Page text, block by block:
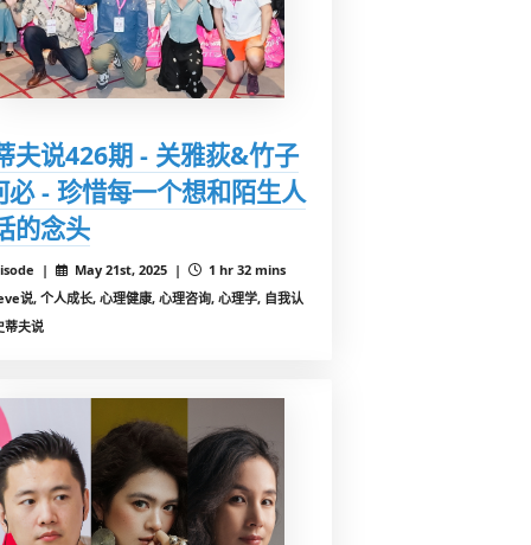
夫说426期 - 关雅荻&竹子
必 - 珍惜每一个想和陌生人
的念头
| May 21st, 2025 |
1 hr 32 mins
说, 个人成长, 心理健康, 心理咨询, 心理学, 自我认
蒂夫说